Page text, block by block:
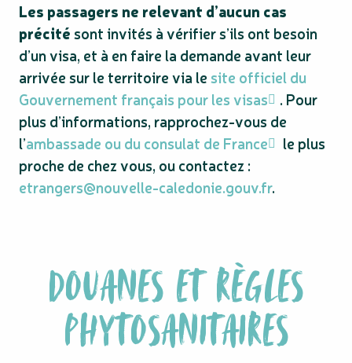
Les passagers ne relevant d’aucun cas
précitésont invités à vérifier s’ils ont besoin
d’un visa, et à en faire la demande avant leur
arrivée sur le territoire via lesite officiel du
Gouvernement français pour les visas
. Pour
plus d’informations, rapprochez-vous de
l’ambassade ou du consulat de France
le plus
proche de chez vous, ou contactez :
etrangers@nouvelle-caledonie.gouv.fr.
DOUANES ET RÈGLES
PHYTOSANITAIRES